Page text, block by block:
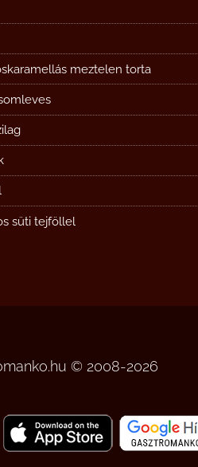
meztelen torta
süti tejföllel
© 2008-2026